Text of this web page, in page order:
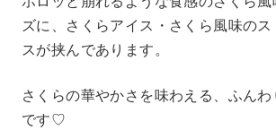
ズに、さくらアイス・さくら風味の
スが挟んであります。
さくらの華やかさを味わえる、ふん
です♡